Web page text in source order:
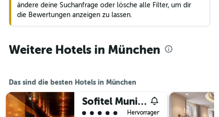
ändere deine Suchanfrage oder lösche alle Filter, um dir
die Bewertungen anzeigen zu lassen.
Weitere Hotels in München
Das sind die besten Hotels in München
Sofitel Munich Bayerpost
Bewertungskategorie 5
Hervorragend